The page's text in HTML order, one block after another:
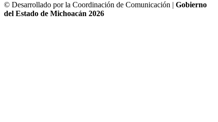
© Desarrollado por la Coordinación de Comunicación | Gobierno
del Estado de Michoacán 2026